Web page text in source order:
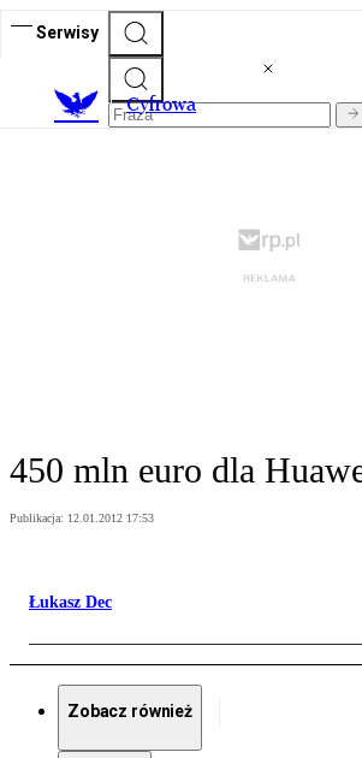
Serwisy
Cyfrowa
450 mln euro dla
Publikacja: 12.01.2012 17:53
Łukasz Dec
Zobacz również